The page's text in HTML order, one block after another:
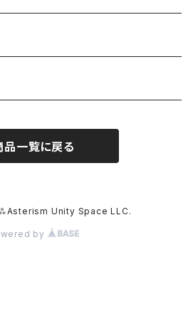
品一覧に戻る
Unity Space LLC.
by